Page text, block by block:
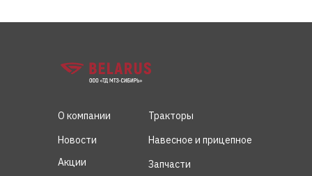
Акции
Новости
Запчасти
Навесное и прицепное
Тракторы
О компании